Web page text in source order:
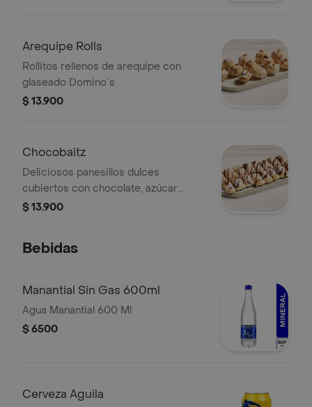
Arequipe Rolls
Rollitos rellenos de arequipe con
glaseado Domino´s
$ 13.900
Chocobaitz
Deliciosos panesillos dulces
cubiertos con chocolate, azúcar
espolvoreado y glaseado Domino's
$ 13.900
Bebidas
Manantial Sin Gas 600ml
Agua Manantial 600 Ml
$ 6500
Cerveza Aguila